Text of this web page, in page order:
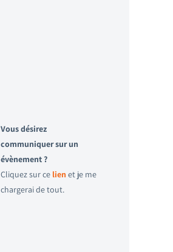
Vous désirez
communiquer sur un
évènement ?
Cliquez sur ce lien et je me
chargerai de tout.